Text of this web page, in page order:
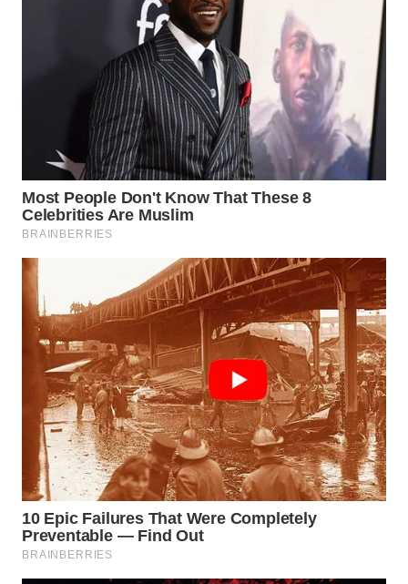
WAHANA
INFRASTRUKTUR
WAHANA
KONSUMEN
WAHANA
LISTRIK
WAHANA
TRAVEL
WAHANA
TV
WAHANANEWS
ID
WAHANANEWS